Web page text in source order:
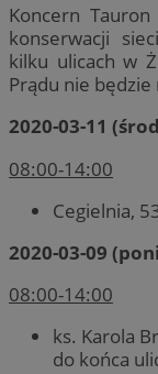
Koncern
konserwacji
kilku ulicach w
Prądu nie będzie
2020-03-11
08:00-14:00
Cegielnia,
2020-03-09
08:00-14:00
ks. Karola
do końca